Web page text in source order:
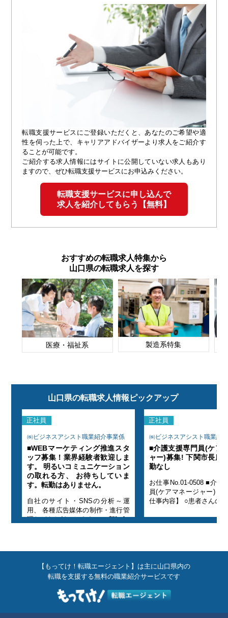
転職支援サービスにご登録いただくと、あなたのご希望や適
性を伺った上で、キャリアアドバイザーより求人をご紹介す
ることが可能です。
ご紹介する求人情報にはサイトに公開していない求人もあり
ますので、ぜひ転職支援サービスにお申込みください。
転職支援サービスに申し込んで
求人を紹介してもらう【無料】
おすすめの転職求人特集から
山口県の転職求人を探す
医療・福祉系 製造系特集
山口県の転職求人情報ピックアップ
正社員
㈱ビジネスアシスト職業紹介事業係
■WEBマーケティング推進スタ
ッフ募集！業界経験者歓迎しま
す。 明るいコミュニケーション
の取れる方、 お待ちしていま
す。転勤はありません。
自社のサイト・SNSの分析～運
用、 各種広告媒体の制作・進行管
理などをお任せします。 ＜新[...]
正社員
㈱ビジネスアシスト職業紹
■介護支援専門員(ケア
ャー)募集! 下関市長
勤なし
お仕事No.01-0508 ■介護
員(ケアマネージャー) 【
仕事内容】 ○患者さんの
【もってけ！転職エージェント】は主に山口県内の
転職を支援する無料の職業紹介サービスです